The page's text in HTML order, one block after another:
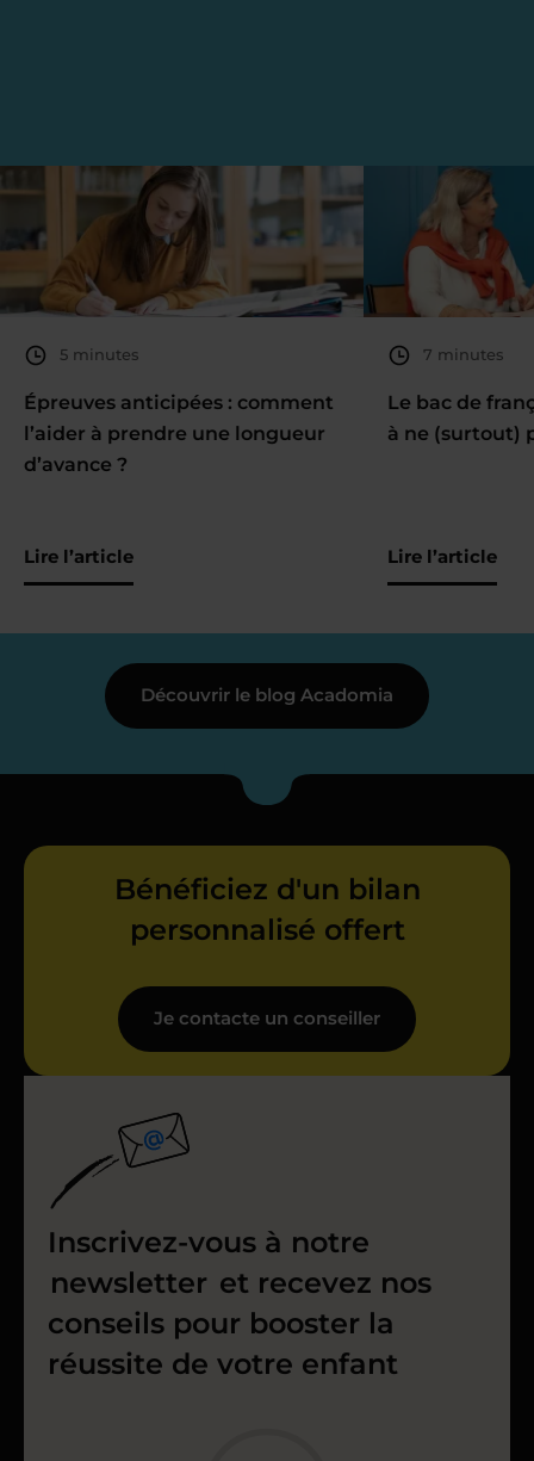
5 minutes
Épreuves anticipées : comment
l’aider à prendre une longueur
d’avance ?
Lire l’article
7 minutes
Le bac de
à ne (surtout)
Lire l’article
Découvrir le blog Acadomia
Bénéficiez d'un bilan
personnalisé offert
Je contacte un conseiller
Inscrivez-vous à notre
newsletter et recevez nos
conseils pour booster la
réussite de votre enfant